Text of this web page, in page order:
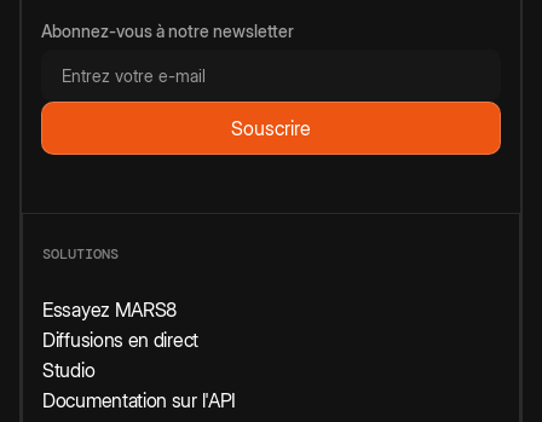
Abonnez-vous à notre newsletter
SOLUTIONS
Essayez MARS8
Diffusions en direct
Studio
Documentation sur l'API